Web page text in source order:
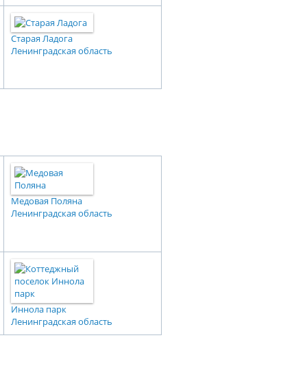
Старая Ладога
Ленинградская область
Медовая Поляна
Ленинградская область
Иннола парк
Ленинградская область